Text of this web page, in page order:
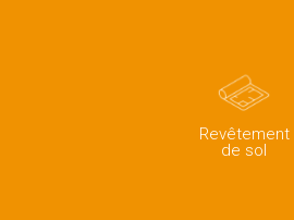
Revêtement
de sol